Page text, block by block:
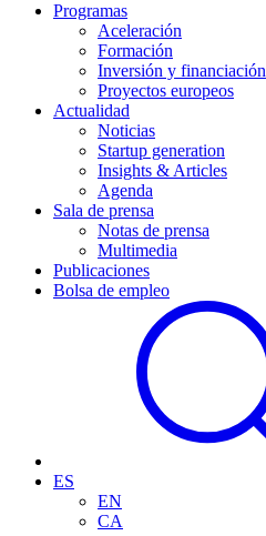
Programas
Aceleración
Formación
Inversión y financiación
Proyectos europeos
Actualidad
Noticias
Startup generation
Insights & Articles
Agenda
Sala de prensa
Notas de prensa
Multimedia
Publicaciones
Bolsa de empleo
ES
EN
CA